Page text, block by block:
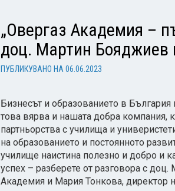
„Овергаз Академия –
доц. Мартин Бояджиев
ПУБЛИКУВАНО НА 06.06.2023
Бизнесът и образованието в
това вярва и нашата добра компания,
партньорства с училища и
на образованието и постоянното
училище наистина полезно и добро и
успех – разберете от разговора с
Академия и Мария Тонкова, директор